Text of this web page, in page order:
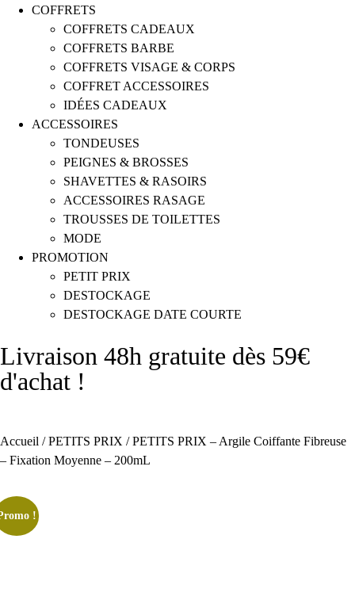
COFFRETS
COFFRETS CADEAUX
COFFRETS BARBE
COFFRETS VISAGE & CORPS
COFFRET ACCESSOIRES
IDÉES CADEAUX
ACCESSOIRES
TONDEUSES
PEIGNES & BROSSES
SHAVETTES & RASOIRS
ACCESSOIRES RASAGE
TROUSSES DE TOILETTES
MODE
PROMOTION
PETIT PRIX
DESTOCKAGE
DESTOCKAGE DATE COURTE
Livraison 48h gratuite dès 59€
d'achat !
Accueil /PETITS PRIX / PETITS PRIX – Argile Coiffante Fibreuse
– Fixation Moyenne – 200mL
!